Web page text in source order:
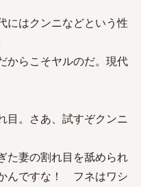
にはクンニなどという性
らこそヤルのだ。現代
目。さあ、試すぞクンニ
妻の割れ目を舐められ
んですな！ フネはワシ